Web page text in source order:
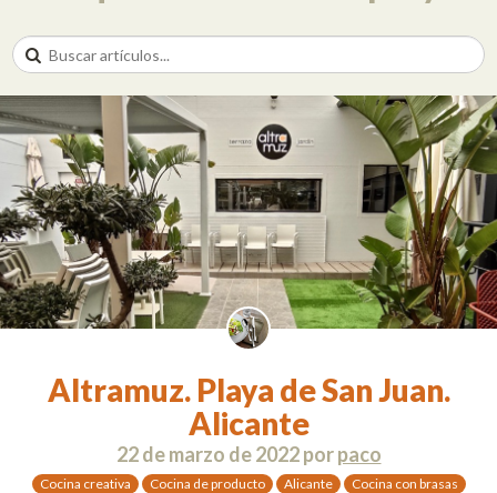
Altramuz. Playa de San Juan.
Alicante
22 de marzo de 2022porpaco
Cocina creativa Cocina de producto Alicante
Cocina con brasas